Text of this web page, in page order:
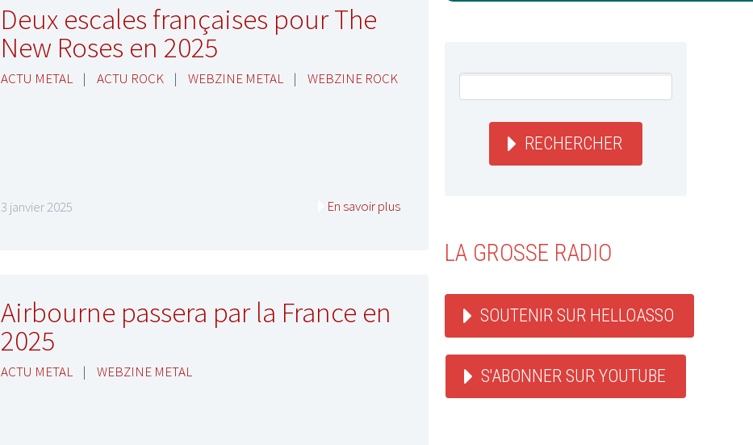
Deux escales françaises pour The
New Roses en 2025
ACTU METAL | ACTU ROCK | WEBZINE METAL | WEBZINE ROCK
3 janvier 2025 En savoir plus
Airbourne passera par la France en
2025
ACTU METAL | WEBZINE METAL
RECHERCHER
LA GROSSE RADIO
SOUTENIR SUR HELLOASSO
S'ABONNER SUR YOUTUBE